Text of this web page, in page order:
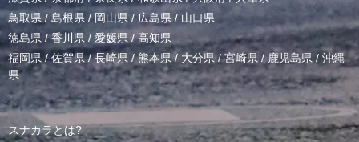
鳥取県 / 島根県 /岡山県/ 広島県 / 山口県
徳島県 /香川県 / 愛媛県/高知県
福岡県 / 佐賀県/長崎県 /熊本県 / 大分県/宮崎県 / 鹿児島県 / 沖縄
県
スナカラとは?